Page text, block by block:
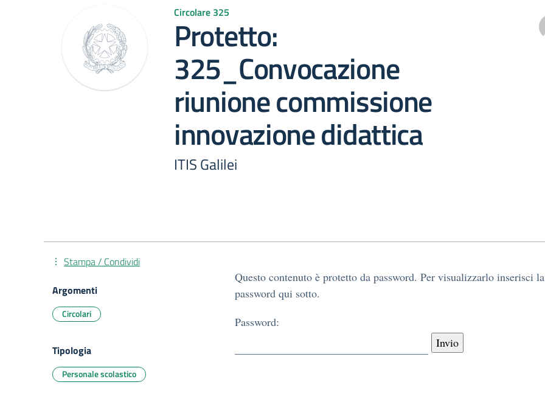
Circolare 325
Protetto:
325_Convocazione
riunione commissione
innovazione didattica
ITIS Galilei
Questo contenuto è protetto da password. Per visualizzarlo inserisci la
password qui sotto.
Password:
Stampa / Condividi
Argomenti
Circolari
Tipologia
Personale scolastico